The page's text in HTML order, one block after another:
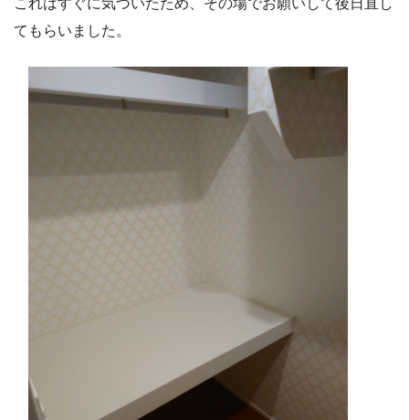
これはすぐに気づいたため、その場でお願いして後日直し
てもらいました。